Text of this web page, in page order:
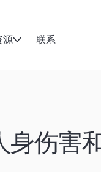
源 联系
身伤害